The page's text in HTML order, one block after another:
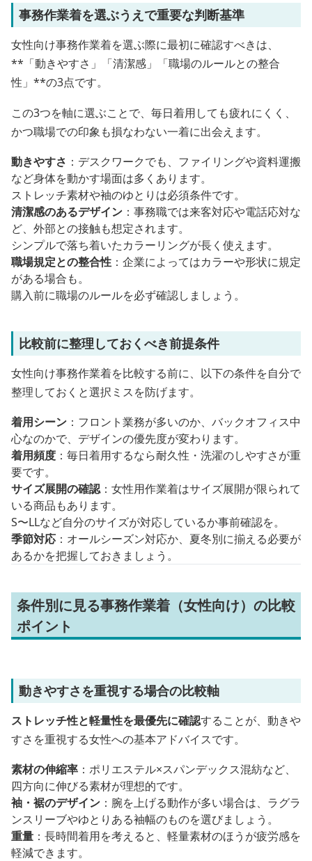
事務作業着を選ぶうえで重要な判断基準
女性向け事務作業着を選ぶ際に最初に確認すべきは、
**「動きやすさ」「清潔感」「職場のルールとの整合
性」**の3点です。
この3つを軸に選ぶことで、毎日着用しても疲れにくく、
かつ職場での印象も損なわない一着に出会えます。
動きやすさ ：デスクワークでも、ファイリングや資料運搬
など身体を動かす場面は多くあります。
ストレッチ素材や袖のゆとりは必須条件です。
清潔感のあるデザイン ：事務職では来客対応や電話応対な
ど、外部との接触も想定されます。
シンプルで落ち着いたカラーリングが長く使えます。
職場規定との整合性 ：企業によってはカラーや形状に規定
がある場合も。
購入前に職場のルールを必ず確認しましょう。
比較前に整理しておくべき前提条件
女性向け事務作業着を比較する前に、以下の条件を自分で
整理しておくと選択ミスを防げます。
着用シーン ：フロント業務が多いのか、バックオフィス中
心なのかで、デザインの優先度が変わります。
着用頻度 ：毎日着用するなら耐久性・洗濯のしやすさが重
要です。
サイズ展開の確認：女性用作業着はサイズ展開が限られて
いる商品もあります。
S〜LLなど自分のサイズが対応しているか事前確認を。
季節対応 ：オールシーズン対応か、夏冬別に揃える必要が
あるかを把握しておきましょう。
条件別に見る事務作業着（女性向け）の比較
ポイント
動きやすさを重視する場合の比較軸
ストレッチ性と軽量性を最優先に確認することが、動きや
すさを重視する女性への基本アドバイスです。
素材の伸縮率 ：ポリエステル×スパンデックス混紡など、
四方向に伸びる素材が理想的です。
袖・裾のデザイン ：腕を上げる動作が多い場合は、ラグラ
ンスリーブやゆとりある袖幅のものを選びましょう。
重量 ：長時間着用を考えると、軽量素材のほうが疲労感を
軽減できます。